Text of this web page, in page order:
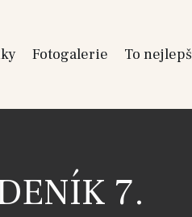
Fotogalerie To
7.